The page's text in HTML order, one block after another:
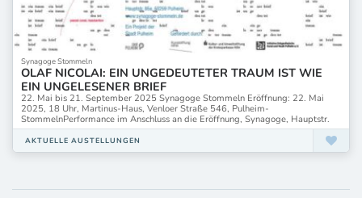
Synagoge Stommeln
OLAF NICOLAI: EIN UNGEDEUTETER TRAUM IST WIE
EIN UNGELESENER BRIEF
22. Mai bis 21. September 2025 Synagoge Stommeln Eröffnung: 22. Mai
2025, 18 Uhr, Martinus-Haus, Venloer Straße 546, Pulheim-
StommelnPerformance im Anschluss an die Eröffnung, Synagoge, Hauptstr.
AKTUELLE AUSTELLUNGEN